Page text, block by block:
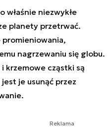
właśnie niezwykłe
planety przetrwać.
nagrzewaniu się globu.
krzemowe cząstki są
je usunąć przez
Reklama